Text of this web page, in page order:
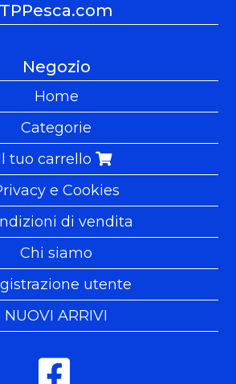
TPPesca.com
Negozio
Home
Categorie
tuo carrello
e Cookies
di vendita
Chi siamo
utente
NUOVI ARRIVI